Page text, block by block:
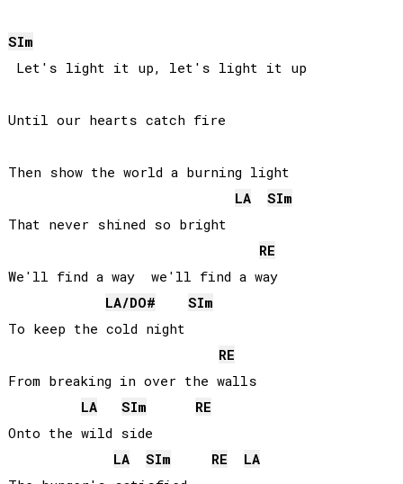
SIm
Let's light it up, let's light it up
Until our hearts catch fire
Then show the world a burning light
LA
SIm
That never shined so bright
RE
We'll find a way  we'll find a way
LA/DO# SIm
To keep the cold night
RE
From breaking in over the walls
LA
SIm
RE
Onto the wild side
LA
SIm RE
LA